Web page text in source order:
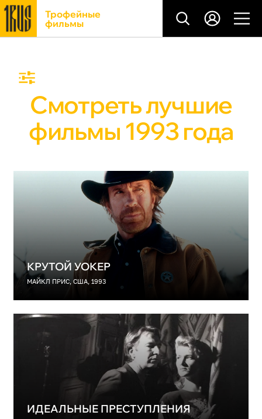
Трофейные
фильмы
Смотреть лучшие
фильмы 1993 года
КРУТОЙ УОКЕР
МАЙКЛ ПРИС, США, 1993
ИДЕАЛЬНЫЕ ПРЕСТУПЛЕНИЯ